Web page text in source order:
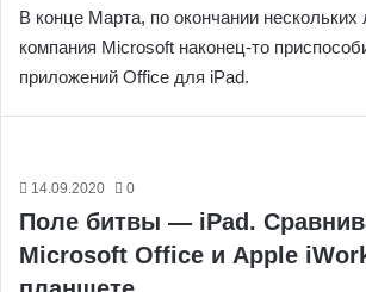
В конце Марта, по окончании нескольких
компания Microsoft наконец-то
приложений Office для iPad.
14.09.2020 0
Поле битвы — iPad.
Microsoft Office и Apple